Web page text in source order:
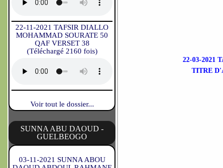
22-11-2021 TAFSIR DIALLO
MOHAMMAD SOURATE 50
QAF VERSET 38
(Téléchargé 2160 fois)
Voir tout le dossier...
SUNNA ABU DAOUD -
GUELBEOGO
03-11-2021 SUNNA ABOU
22-03-2021
TITRE